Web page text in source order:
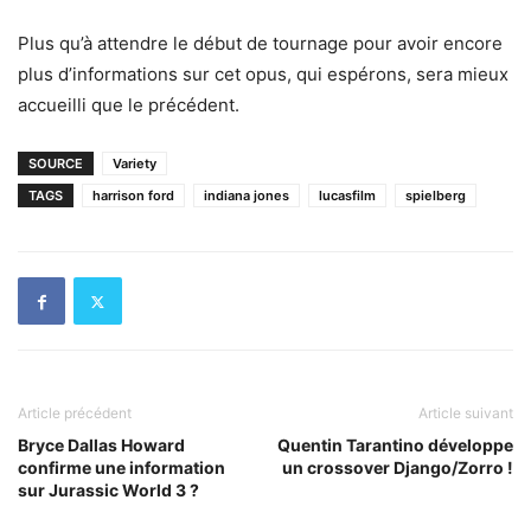
Plus qu’à attendre le début de tournage pour avoir encore
plus d’informations sur cet opus, qui espérons, sera mieux
accueilli que le précédent.
SOURCE
Variety
TAGS
harrison ford indiana jones lucasfilm spielberg
Article précédent
Bryce Dallas Howard
confirme une information
sur Jurassic World 3 ?
Article suivant
Quentin Tarantino développe
un crossover Django/Zorro !